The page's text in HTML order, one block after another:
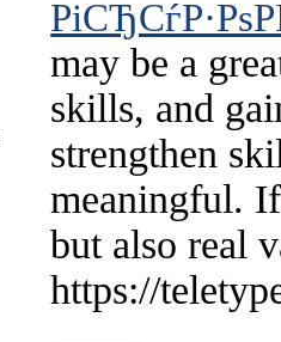
may be a
skills, and
strengthen
meaningful.
but also real
https://